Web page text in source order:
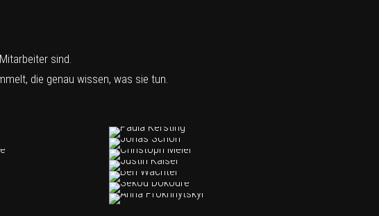
sind.
die genau wissen, was sie tun.